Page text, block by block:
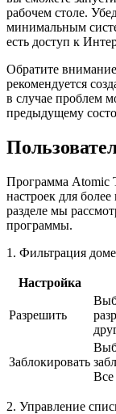
рабочем столе.
минимальным
есть доступ к
Обратите
рекомендуется
в случае проблем
предыдущему
Программа Atomic
настроек для
разделе мы
программы.
1. Фильтрация
Настройка
Разрешить
Заблокировать
Все
2. Управление